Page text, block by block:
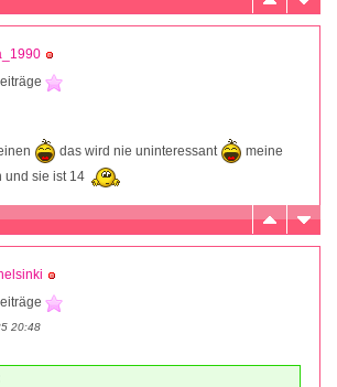
das wird nie uninteressant
meine
und sie ist 14
20:48